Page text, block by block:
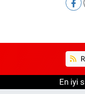
En iyi